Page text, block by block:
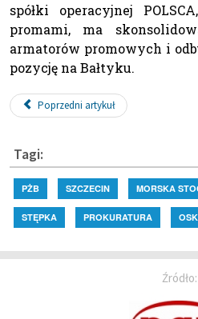
spółki operacyjnej
promami, ma
armatorów promowych i
pozycję na Bałtyku.
Poprzedni artykuł
Tagi:
PŻB SZCZECIN MORSKA
STĘPKA PROKURATURA
Źródło: